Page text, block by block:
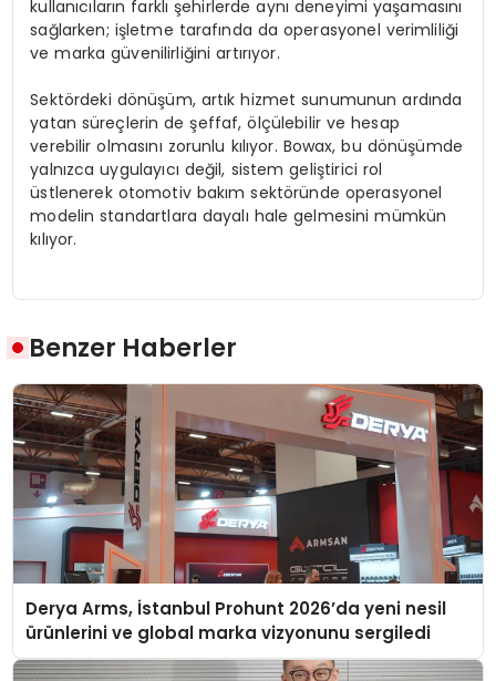
kullanıcıların farklı şehirlerde aynı deneyimi yaşamasını
sağlarken; işletme tarafında da operasyonel verimliliği
ve marka güvenilirliğini artırıyor.
Sektördeki dönüşüm, artık hizmet sunumunun ardında
yatan süreçlerin de şeffaf, ölçülebilir ve hesap
verebilir olmasını zorunlu kılıyor. Bowax, bu dönüşümde
yalnızca uygulayıcı değil, sistem geliştirici rol
üstlenerek otomotiv bakım sektöründe operasyonel
modelin standartlara dayalı hale gelmesini mümkün
kılıyor.
Benzer Haberler
Derya Arms, İstanbul Prohunt 2026’da yeni nesil
ürünlerini ve global marka vizyonunu sergiledi